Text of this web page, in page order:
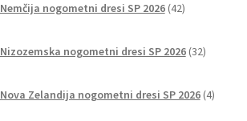
Nemčija nogometni dresi SP 2026 42izdelkov
Nizozemska nogometni dresi SP 2026 32izdelkov
Nova Zelandija nogometni dresi SP 2026 4izdelki